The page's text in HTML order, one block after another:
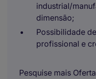
industrial/
dimensão;
Possibilidade
profissional e
Pesquise mais